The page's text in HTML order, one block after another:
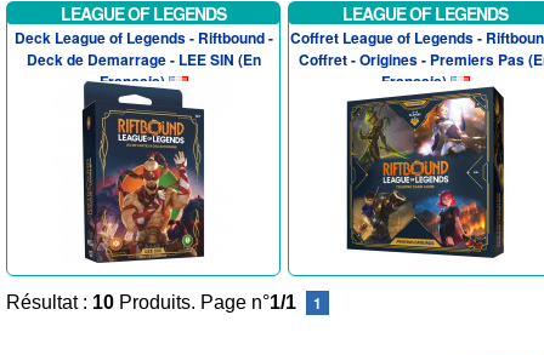
LEAGUE OF LEGENDS
Deck League of Legends - Riftbound -
Deck de Demarrage - LEE SIN (En
Francais)
LEAGUE OF LEGENDS
Coffret League of Legends -
Coffret - Origines - Premiers Pas
Francais)
Résultat : 10 Produits. Page n°1/1 1